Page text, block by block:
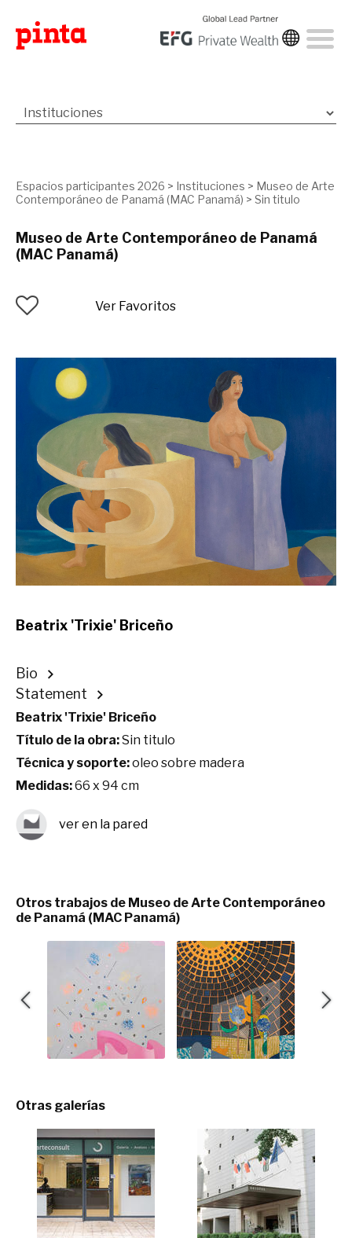
Espacios participantes 2026 > Instituciones > Museo de Arte
Contemporáneo de Panamá (MAC Panamá) > Sin titulo
Museo de Arte Contemporáneo de Panamá
(MAC Panamá)
Ver Favoritos
Beatrix 'Trixie' Briceño
Bio
Statement
Beatrix 'Trixie' Briceño
Título de la obra:Sin titulo
Técnica y soporte:oleo sobre madera
Medidas:66 x 94 cm
ver en la pared
Otros trabajos de Museo de Arte Contemporáneo
de Panamá (MAC Panamá)
Otras galerías